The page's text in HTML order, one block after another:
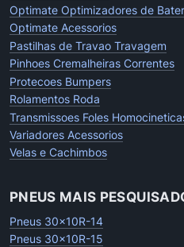
Optimate Optimizadores de
Optimate Acessorios
Pastilhas de Travao Travagem
Pinhoes Cremalheiras Correntes
Protecoes Bumpers
Rolamentos Roda
Transmissoes Foles
Variadores Acessorios
Velas e Cachimbos
PNEUS MAIS
Pneus 30x10R-14
Pneus 30x10R-15